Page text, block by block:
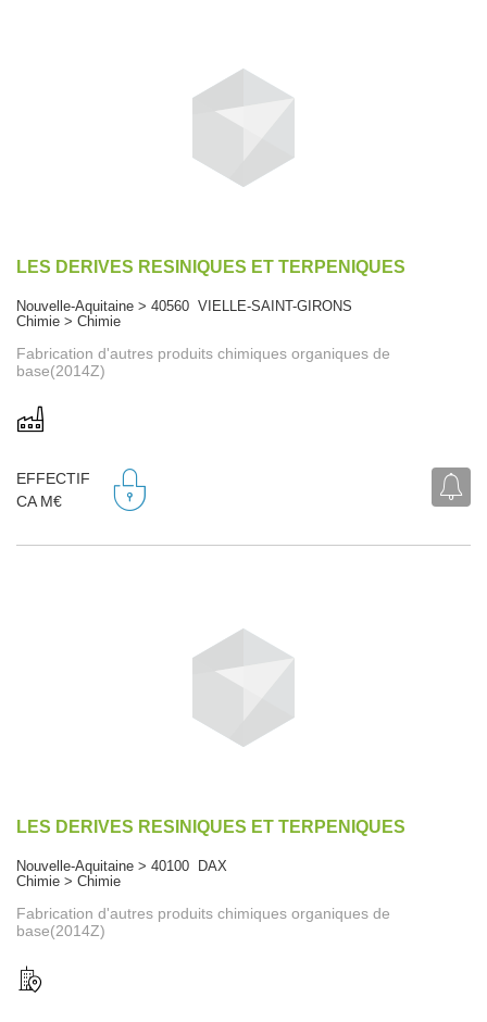
LES DERIVES RESINIQUES ET TERPENIQUES
Nouvelle-Aquitaine > 40560 VIELLE-SAINT-GIRONS
Chimie > Chimie
Fabrication d'autres produits chimiques organiques de
base(2014Z)
EFFECTIF
CA M€
LES DERIVES RESINIQUES ET TERPENIQUES
Nouvelle-Aquitaine > 40100 DAX
Chimie > Chimie
Fabrication d'autres produits chimiques organiques de
base(2014Z)